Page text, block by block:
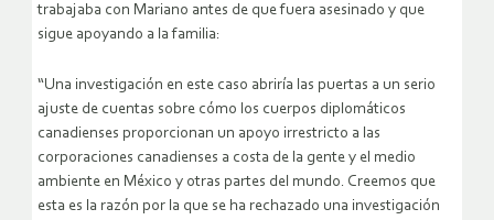
trabajaba con Mariano antes de que fuera asesinado y que
sigue apoyando a la familia:
“Una investigación en este caso abriría las puertas a un serio
ajuste de cuentas sobre cómo los cuerpos diplomáticos
canadienses proporcionan un apoyo irrestricto a las
corporaciones canadienses a costa de la gente y el medio
ambiente en México y otras partes del mundo. Creemos que
esta es la razón por la que se ha rechazado una investigación